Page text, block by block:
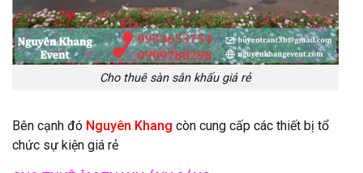
Cho thuê sàn sân khấu giá rẻ
Bên cạnh đó Nguyên Khang còn cung cấp các thiết bị tổ
chức sự kiện giá rẻ